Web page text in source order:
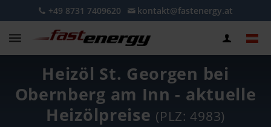
+49 8731 7409620 kontakt@fastenergy.at
Heizöl St. Georgen bei
Obernberg am Inn - aktuelle
Heizölpreise (PLZ: 4983)